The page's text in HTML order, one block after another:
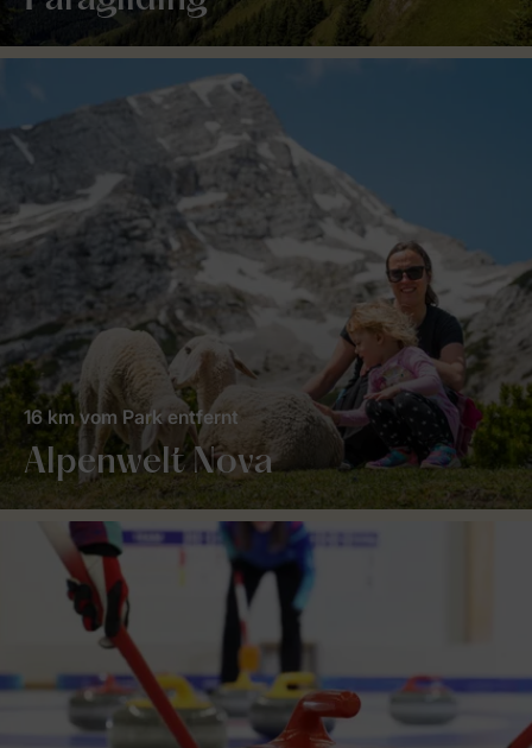
Alpenwelt Nova
16 km vom Park entfernt